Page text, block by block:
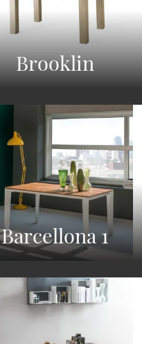
Brooklin
Barcellona 1